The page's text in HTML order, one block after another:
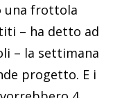
una frottola
– ha detto ad
– la settimana
progetto. E i